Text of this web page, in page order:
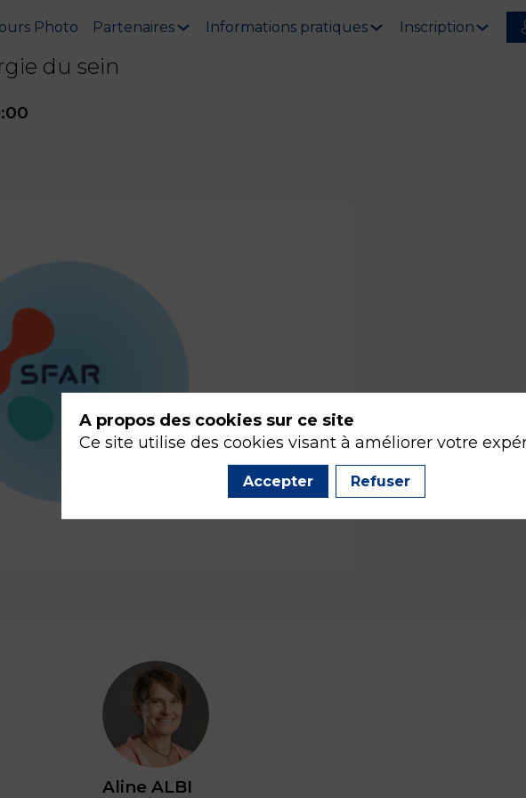
Photo Partenaires Informations pratiques Inscription
du sein
AA
Aline ALBI
A propos des cookies sur ce site
Ce site utilise des cookies visant à améliorer votre
Accepter Refuser